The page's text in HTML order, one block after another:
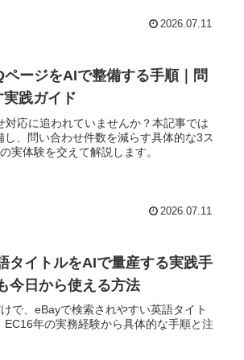
2026.07.11
ージをAIで整備する手順｜問
践ガイド
対応に追われていませんか？本記事では
、問い合わせ件数を減らす具体的な3ス
実体験を交えて解説します。
2026.07.11
タイトルをAIで量産する実践手
今日から使える方法
で、eBayで検索されやすい英語タイト
EC16年の実務経験から具体的な手順と注